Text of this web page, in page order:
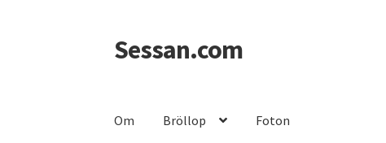
Hoppa
till
Hoppa
till
Sessan.com
Om Bröllop Foton